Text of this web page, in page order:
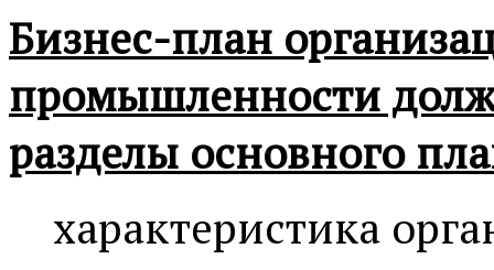
Бизнес-план
промышленности
разделы основного
характеристика